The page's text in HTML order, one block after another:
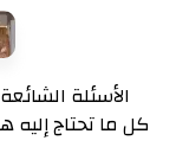
الأسئلة
كل ما تحتاج